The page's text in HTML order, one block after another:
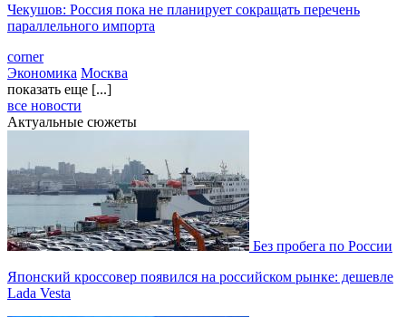
Чекушов: Россия пока не планирует сокращать перечень
параллельного импорта
corner
Экономика Москва
показать еще [...]
все новости
Актуальные сюжеты
Без пробега по России
Японский кроссовер появился на российском рынке: дешевле
Lada Vesta